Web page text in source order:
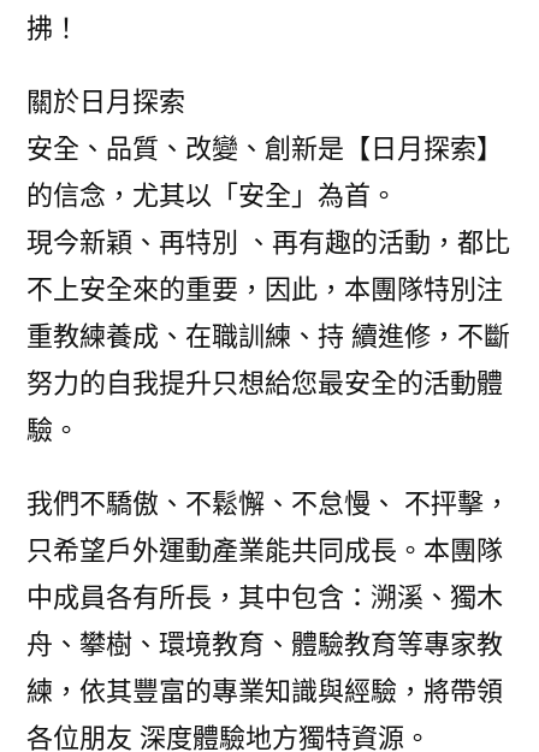
拂！
關於日月探索
安全、品質、改變、創新是【日月探索】
的信念，尤其以「安全」為首。
現今新穎、再特別 、再有趣的活動，都比
不上安全來的重要，因此，本團隊特別注
重教練養成、在職訓練、持 續進修，不斷
努力的自我提升只想給您最安全的活動體
驗。
我們不驕傲、不鬆懈、不怠慢、 不抨擊，
只希望戶外運動產業能共同成長。本團隊
中成員各有所長，其中包含：溯溪、獨木
舟、攀樹、環境教育、體驗教育等專家教
練，依其豐富的專業知識與經驗，將帶領
各位朋友 深度體驗地方獨特資源。